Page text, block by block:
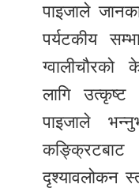
पाइजाले
पर्यटकीय
ग्वालीचौरको
लागि उत्कृष्ट
पाइजाले
दृश्यावलोकन